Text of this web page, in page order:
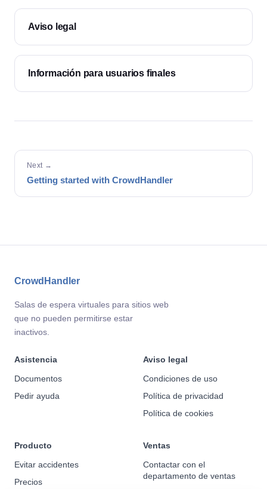
Aviso legal
Información para usuarios finales
Next →
Getting started with CrowdHandler
CrowdHandler
Salas de espera virtuales para sitios web
que no pueden permitirse estar
inactivos.
Asistencia
Documentos
Pedir ayuda
Aviso legal
Condiciones de uso
Política de privacidad
Política de cookies
Producto
Evitar accidentes
Precios
Ventas
Contactar con el
departamento de ventas